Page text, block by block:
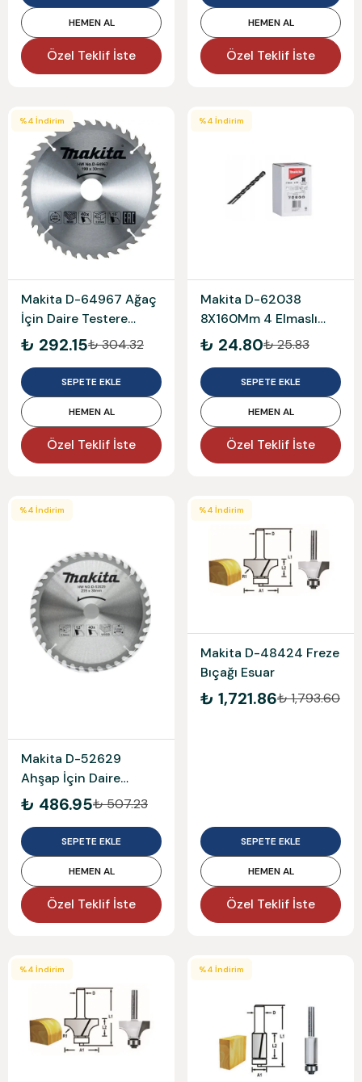
HEMEN AL
Özel Teklif İste
HEMEN AL
Özel Teklif İste
%4 İndirim
Makita D-64967 Ağaç
İçin Daire Testere
190Mm X 40Mm
₺ 292.15₺ 304.32
SEPETE EKLE
HEMEN AL
Özel Teklif İste
%4 İndirim
Makita D-62038
8X160Mm 4 Elmaslı
Sds Plus Beton Matkap
Ucu
₺ 24.80₺ 25.83
SEPETE EKLE
HEMEN AL
Özel Teklif İste
%4 İndirim
Makita D-52629
Ahşap İçin Daire
Testere 235X30*40T
₺ 486.95₺ 507.23
SEPETE EKLE
HEMEN AL
Özel Teklif İste
%4 İndirim
Makita D-48424 Freze
Bıçağı Esuar
₺ 1,721.86₺ 1,793.60
SEPETE EKLE
HEMEN AL
Özel Teklif İste
%4 İndirim %4 İndirim